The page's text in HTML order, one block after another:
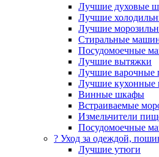
Лучшие духовые
Лучшие
Лучшие
Стиральные
Посудомоечные
Лучшие вытяжки
Лучшие варочные
Лучшие кухонные
Винные шкафы
Встраиваемые
Измельчители
Посудомоечные
? Уход за одеждой,
Лучшие утюги